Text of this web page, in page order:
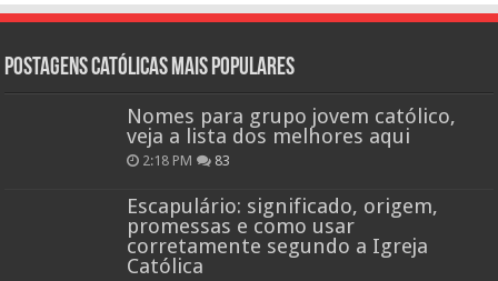
Postagens católicas mais Populares
Nomes para grupo jovem católico,
veja a lista dos melhores aqui
2:18 PM 83
Escapulário: significado, origem,
promessas e como usar
corretamente segundo a Igreja
Católica